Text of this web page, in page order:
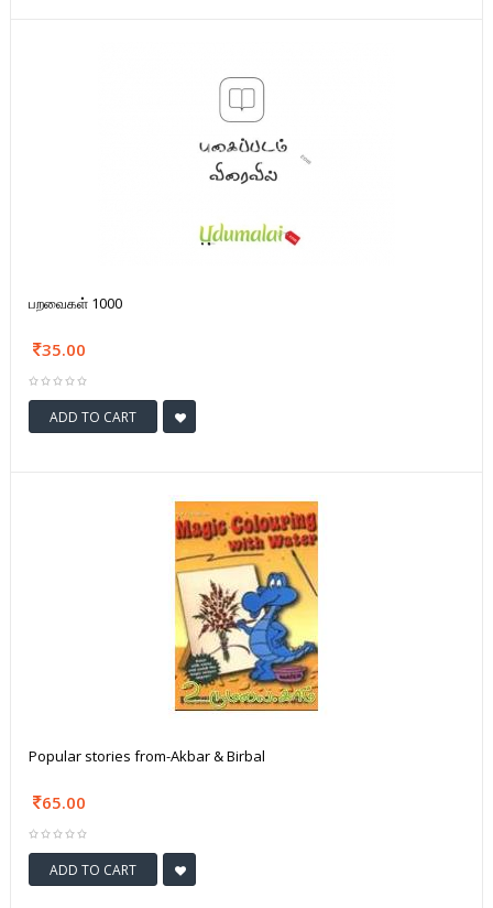
பறவைகள் 1000
35.00
ADD TO CART
Popular stories from-Akbar & Birbal
65.00
ADD TO CART